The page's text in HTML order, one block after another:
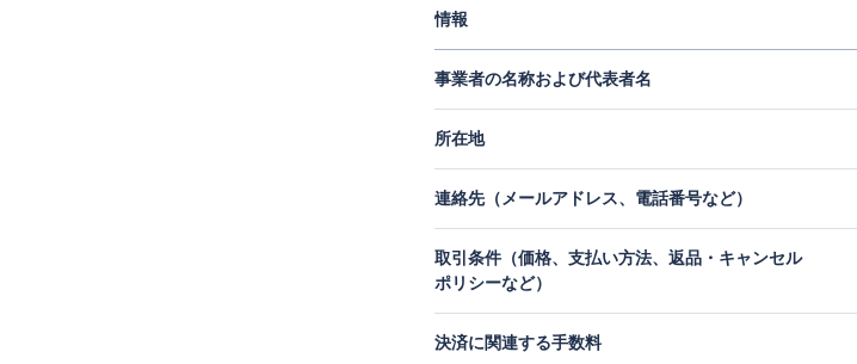
情報
事業者の名称および代表者名
所在地
連絡先（メールアドレス、電話番号など）
取引条件（価格、支払い方法、返品・キャンセル
ポリシーなど）
決済に関連する手数料